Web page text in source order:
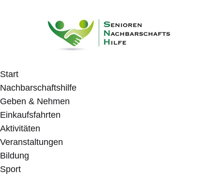
Start
Nachbarschaftshilfe
Geben & Nehmen
Einkaufsfahrten
Aktivitäten
Veranstaltungen
Bildung
Sport